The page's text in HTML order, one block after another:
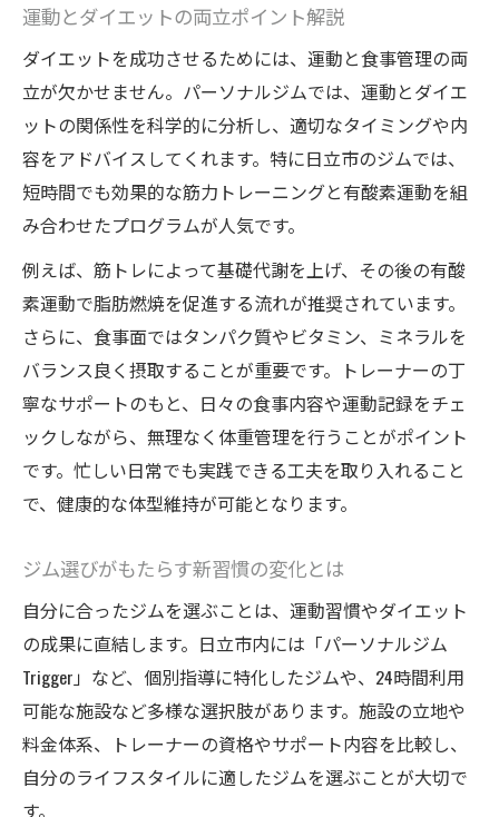
運動とダイエットの両立ポイント解説
ダイエットを成功させるためには、運動と食事管理の両
立が欠かせません。パーソナルジムでは、運動とダイエ
ットの関係性を科学的に分析し、適切なタイミングや内
容をアドバイスしてくれます。特に日立市のジムでは、
短時間でも効果的な筋力トレーニングと有酸素運動を組
み合わせたプログラムが人気です。
例えば、筋トレによって基礎代謝を上げ、その後の有酸
素運動で脂肪燃焼を促進する流れが推奨されています。
さらに、食事面ではタンパク質やビタミン、ミネラルを
バランス良く摂取することが重要です。トレーナーの丁
寧なサポートのもと、日々の食事内容や運動記録をチェ
ックしながら、無理なく体重管理を行うことがポイント
です。忙しい日常でも実践できる工夫を取り入れること
で、健康的な体型維持が可能となります。
ジム選びがもたらす新習慣の変化とは
自分に合ったジムを選ぶことは、運動習慣やダイエット
の成果に直結します。日立市内には「パーソナルジム
Trigger」など、個別指導に特化したジムや、24時間利用
可能な施設など多様な選択肢があります。施設の立地や
料金体系、トレーナーの資格やサポート内容を比較し、
自分のライフスタイルに適したジムを選ぶことが大切で
す。